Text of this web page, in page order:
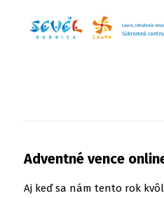
Adventné vence
Aj keď sa nám tento rok